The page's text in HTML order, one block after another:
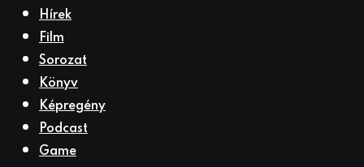
Hírek
Film
Sorozat
Könyv
Képregény
Podcast
Game